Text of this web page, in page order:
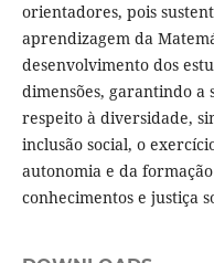
orientadores, pois
aprendizagem da
desenvolvimento dos
dimensões, garantindo a
respeito à diversidade,
inclusão social, o
autonomia e da
conhecimentos e justiça